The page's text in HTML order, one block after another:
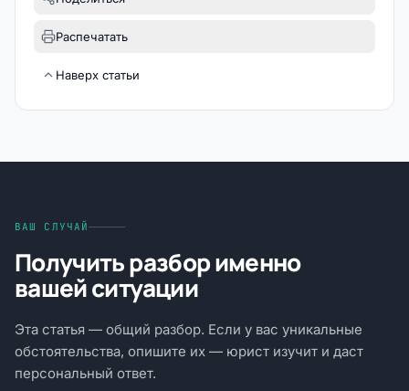
Распечатать
Наверх статьи
ВАШ СЛУЧАЙ
Получить разбор именно
вашей ситуации
Эта статья — общий разбор. Если у вас уникальные
обстоятельства, опишите их — юрист изучит и даст
персональный ответ.